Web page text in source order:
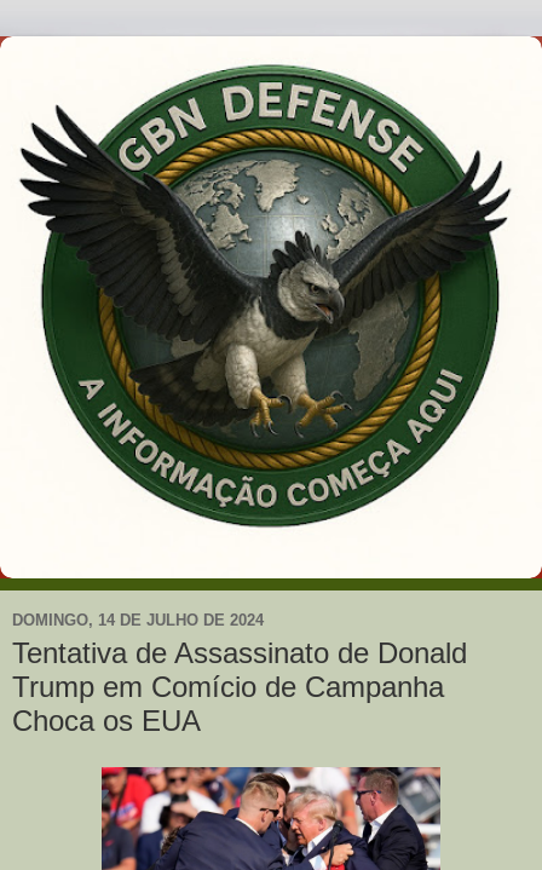
DOMINGO, 14 DE JULHO DE 2024
Tentativa de Assassinato de Donald
Trump em Comício de Campanha
Choca os EUA